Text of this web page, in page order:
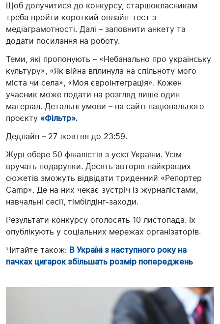
Щоб долучитися до конкурсу, старшокласникам
треба пройти короткий онлайн-тест з
медіаграмотності. Далі – заповнити анкету та
додати посилання на роботу.
Теми, які пропонують – «Небанально про українську
культуру», «Як війна вплинула на спільноту мого
міста чи села», «Моя євроінтеграція». Кожен
учасник може подати на розгляд лише один
матеріал. Детальні умови – на сайті національного
проєкту «Фільтр».
Дедлайн – 27 жовтня до 23:59.
Журі обере 50 фіналістів з усієї України. Усім
вручать подарунки. Десять авторів найкращих
сюжетів зможуть відвідати триденний «Репортер
Camp». Де на них чекає зустріч із журналістами,
навчальні сесії, тімбілдінг-заходи.
Результати конкурсу оголосять 10 листопада. Їх
опублікують у соціальних мережах організаторів.
Читайте також: В Україні з наступного року на
пачках цигарок збільшать розмір попереджень